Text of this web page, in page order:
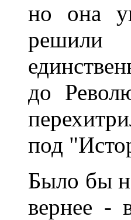
но она
решили
до
под
Было бы
вернее -